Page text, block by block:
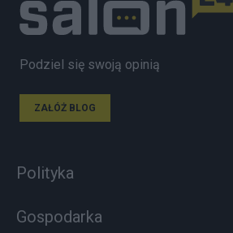
Podziel się swoją opinią
ZAŁÓŻ BLOG
Polityka
Gospodarka